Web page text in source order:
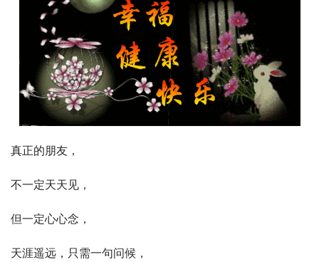
真正的朋友，
不一定天天见，
但一定心心念，
天涯遥远，只需一句问候，